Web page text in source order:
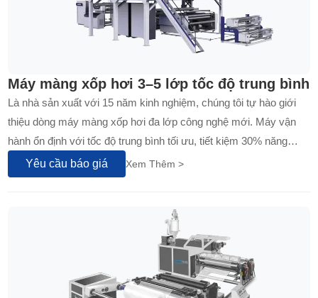
Máy màng xốp hơi 3–5 lớp tốc độ trung bình
Là nhà sản xuất với 15 năm kinh nghiệm, chúng tôi tự hào giới
thiệu dòng máy màng xốp hơi đa lớp công nghệ mới. Máy vận
hành ổn định với tốc độ trung bình tối ưu, tiết kiệm 30% năng
lượng so với thế hệ cũ. Thiết kế bền bỉ bằng thép mạ kẽm, hệ
thống điều khiển PLC...
Yêu cầu báo giá Xem Thêm >